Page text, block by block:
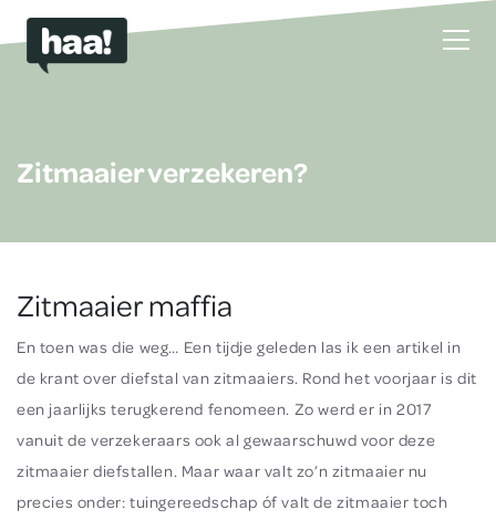
Zitmaaier verzekeren?
Zitmaaier maffia
En toen was die weg… Een tijdje geleden las ik een artikel in
de krant over diefstal van zitmaaiers. Rond het voorjaar is dit
een jaarlijks terugkerend fenomeen. Zo werd er in 2017
vanuit de verzekeraars ook al gewaarschuwd voor deze
zitmaaier diefstallen. Maar waar valt zo’n zitmaaier nu
precies onder: tuingereedschap óf valt de zitmaaier toch